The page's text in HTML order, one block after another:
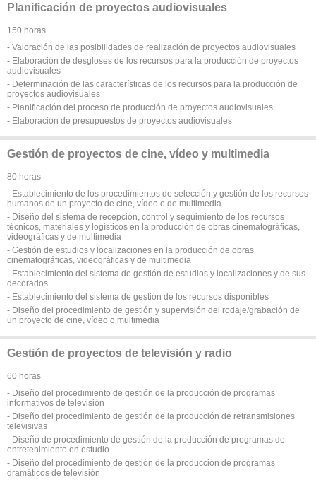
Planificación de proyectos audiovisuales
150 horas
- Valoración de las posibilidades de realización de proyectos audiovisuales
- Elaboración de desgloses de los recursos para la producción de proyectos
audiovisuales
- Determinación de las características de los recursos para la producción de
proyectos audiovisuales
- Planificación del proceso de producción de proyectos audiovisuales
- Elaboración de presupuestos de proyectos audiovisuales
Gestión de proyectos de cine, vídeo y multimedia
80 horas
- Establecimiento de los procedimientos de selección y gestión de los recursos
humanos de un proyecto de cine, vídeo o de multimedia
- Diseño del sistema de recepción, control y seguimiento de los recursos
técnicos, materiales y logísticos en la producción de obras cinematográficas,
videográficas y de multimedia
- Gestión de estudios y localizaciones en la producción de obras
cinematográficas, videográficas y de multimedia
- Establecimiento del sistema de gestión de estudios y localizaciones y de sus
decorados
- Establecimiento del sistema de gestión de los recursos disponibles
- Diseño del procedimiento de gestión y supervisión del rodaje/grabación de
un proyecto de cine, vídeo o multimedia
Gestión de proyectos de televisión y radio
60 horas
- Diseño del procedimiento de gestión de la producción de programas
informativos de televisión
- Diseño del procedimiento de gestión de la producción de retransmisiones
televisivas
- Diseño de procedimiento de gestión de la producción de programas de
entretenimiento en estudio
- Diseño del procedimiento de gestión de la producción de programas
dramáticos de televisión